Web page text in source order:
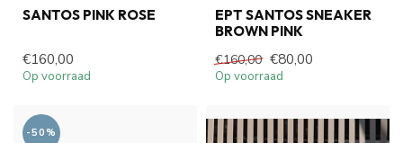
SANTOS PINK ROSE
€160,00
Op voorraad
EPT SANTOS SNEAKER
BROWN PINK
€160,00 €80,00
Op voorraad
-50%